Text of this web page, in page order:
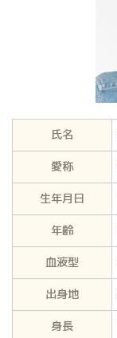
氏名
愛称
生年月日
年齢
血液型
出身地
身長